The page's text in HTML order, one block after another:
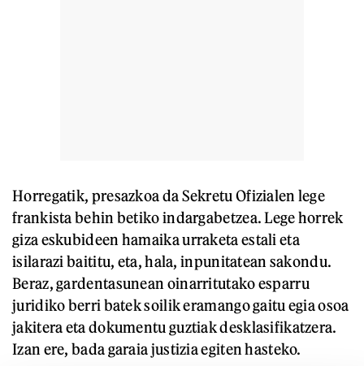
Horregatik, presazkoa da Sekretu Ofizialen lege
frankista behin betiko indargabetzea. Lege horrek
giza eskubideen hamaika urraketa estali eta
isilarazi baititu, eta, hala, inpunitatean sakondu.
Beraz, gardentasunean oinarritutako esparru
juridiko berri batek soilik eramango gaitu egia osoa
jakitera eta dokumentu guztiak desklasifikatzera.
Izan ere, bada garaia justizia egiten hasteko.